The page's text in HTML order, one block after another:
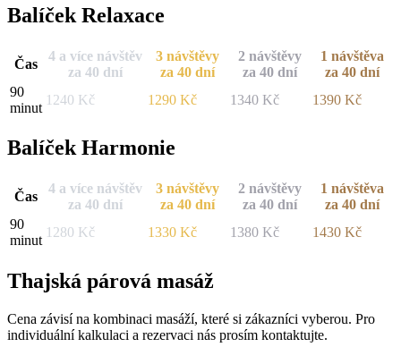
Balíček Relaxace
Čas
4 a více návštěv
za 40 dní
3 návštěvy
za 40 dní
2 návštěvy
za 40 dní
1 návštěva
za 40 dní
90
minut
1240 Kč 1290 Kč 1340 Kč 1390 Kč
Balíček Harmonie
Čas
4 a více návštěv
za 40 dní
3 návštěvy
za 40 dní
2 návštěvy
za 40 dní
1 návštěva
za 40 dní
90
minut
1280 Kč 1330 Kč 1380 Kč 1430 Kč
Thajská párová masáž
Cena závisí na kombinaci masáží, které si zákazníci vyberou. Pro
individuální kalkulaci a rezervaci nás prosím kontaktujte.